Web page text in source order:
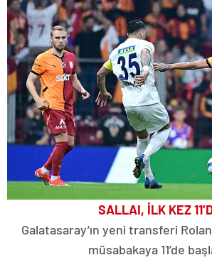
SALLAI, İLK KEZ
Galatasaray’ın yeni transferi
müsabakaya 11’de